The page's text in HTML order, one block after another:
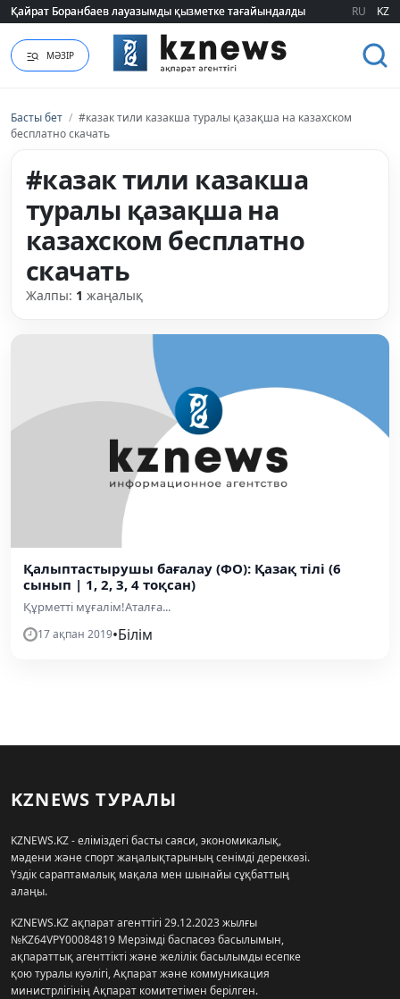
Қайрат Боранбаев лауазымды қызметке тағайындалды
Қайрат Боранбаев лауазымды қызметке тағайындалды RU KZ
МӘЗІР
Басты бет / #казак тили казакша туралы қазақша на казахском
бесплатно скачать
#казак тили казакша
туралы қазақша на
казахском бесплатно
скачать
Жалпы: 1 жаңалық
Қалыптастырушы бағалау (ФО): Қазақ тілі (6
сынып | 1, 2, 3, 4 тоқсан)
Құрметті мұғалім!Аталға...
17 ақпан 2019•Білім
KZNEWS ТУРАЛЫ
KZNEWS.KZ - еліміздегі басты саяси, экономикалық,
мәдени және спорт жаңалықтарының сенімді дереккөзі.
Үздік сараптамалық мақала мен шынайы сұқбаттың
алаңы.
KZNEWS.KZ ақпарат агенттігі 29.12.2023 жылғы
№KZ64VPY00084819 Мерзімді баспасөз басылымын,
ақпараттық агенттікті және желілік басылымды есепке
қою туралы куәлігі, Ақпарат және коммуникация
министрлігінің Ақпарат комитетімен берілген.